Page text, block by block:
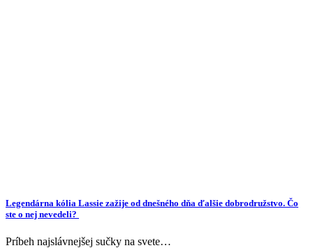
Legendárna kólia Lassie zažije od dnešného dňa ďalšie dobrodružstvo. Čo
ste o nej nevedeli?
Príbeh najslávnejšej sučky na svete…